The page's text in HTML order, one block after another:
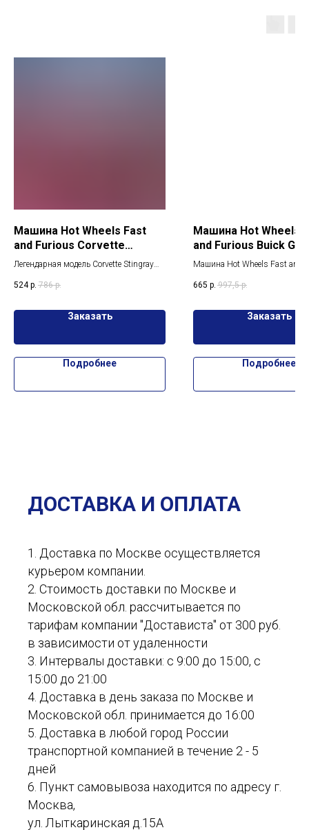
Машина Hot Wheels Fast
and Furious Corvette
Stingray Coupe 5/5
Легендарная модель Corvette Stingray
Машина Hot Wheels Fast and Furious
524 р. 786 р.
Заказать
Подробнее
Машина Hot Wheels
and Furious Buick
HRW43
Машина Hot Wheels Fast and
модель из «Форсажа» BUICK
665 р. 997,5 р.
Заказать
Подробнее
ДОСТАВКА И ОПЛАТА
1. Доставка по Москве осуществляется
курьером компании.
2. Стоимость доставки по Москве и
Московской обл. рассчитывается по
тарифам компании "Достависта" от 300 руб.
в зависимости от удаленности
3. Интервалы доставки: с 9:00 до 15:00, с
15:00 до 21:00
4. Доставка в день заказа по Москве и
Московской обл. принимается до 16:00
5. Доставка в любой город России
транспортной компанией в течение 2 - 5
дней
6. Пункт самовывоза находится по адресу г.
Москва,
ул. Лыткаринская д.15А